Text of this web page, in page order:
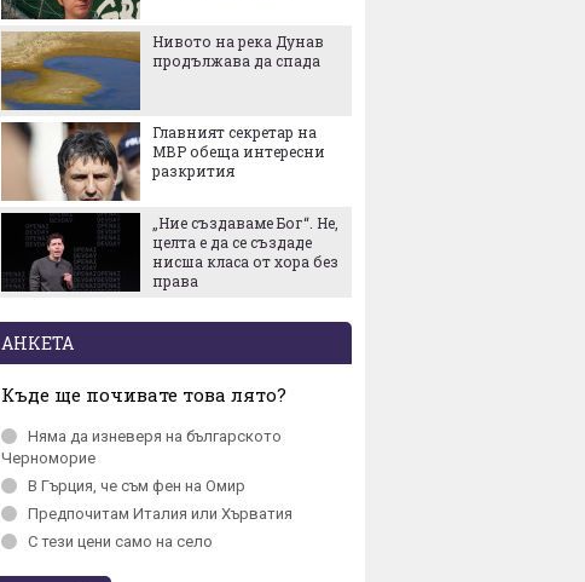
Нивото на река Дунав
продължава да спада
Главният секретар на
МВР обеща интересни
разкрития
„Ние създаваме Бог“. Не,
целта е да се създаде
нисша класа от хора без
права
АНКЕТА
Къде ще почивате това лято?
Няма да изневеря на българското
Черномориe
В Гърция, че съм фен на Омир
Предпочитам Италия или Хърватия
С тези цени само на село